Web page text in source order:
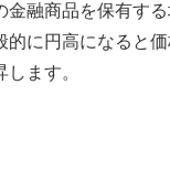
金融商品を保有す
的に円高になると
ます。